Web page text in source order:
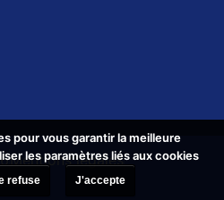
Mentions légales
pour vous garantir la meilleure
les paramètres liés aux cookies
refuse J'accepte
pour vous garantir la meilleure
les paramètres liés aux cookies
refuse J'accepte